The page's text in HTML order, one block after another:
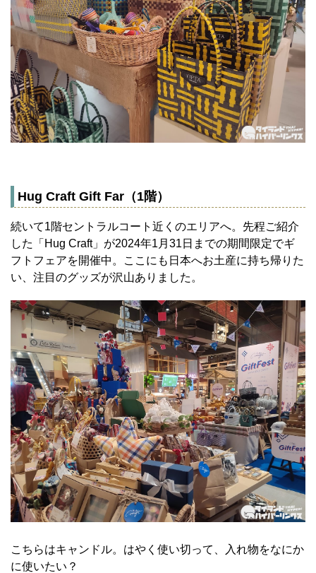
Hug Craft Gift Far（1階）
続いて1階セントラルコート近くのエリアへ。先程ご紹介
した「Hug Craft」が2024年1月31日までの期間限定でギ
フトフェアを開催中。ここにも日本へお土産に持ち帰りた
い、注目のグッズが沢山ありました。
こちらはキャンドル。はやく使い切って、入れ物をなにか
に使いたい？